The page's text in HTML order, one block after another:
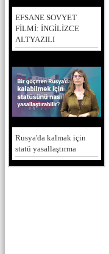
EFSANE SOVYET
FİLMİ: İNGİLİZCE
ALTYAZILI
Rusya'da kalmak için
statü yasallaştırma